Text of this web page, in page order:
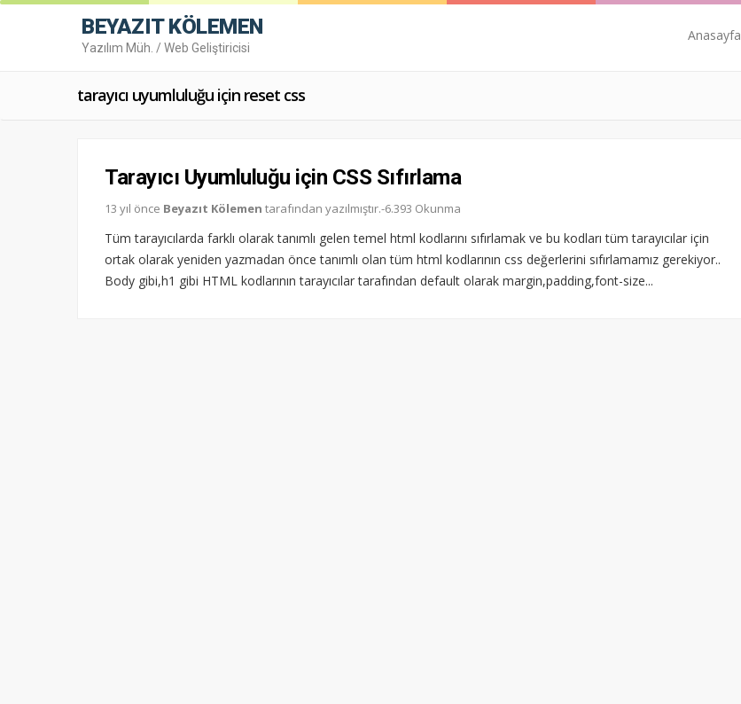
BEYAZIT KÖLEMEN
Yazılım Müh. / Web Geliştiricisi
Anasayfa
tarayıcı uyumluluğu için reset css
Tarayıcı Uyumluluğu için CSS Sıfırlama
13 yıl önce Beyazıt Kölemen tarafından yazılmıştır.-6.393 Okunma
Tüm tarayıcılarda farklı olarak tanımlı gelen temel html kodlarını sıfırlamak ve bu kodları tüm tarayıcılar için
ortak olarak yeniden yazmadan önce tanımlı olan tüm html kodlarının css değerlerini sıfırlamamız gerekiyor..
Body gibi,h1 gibi HTML kodlarının tarayıcılar tarafından default olarak margin,padding,font-size...